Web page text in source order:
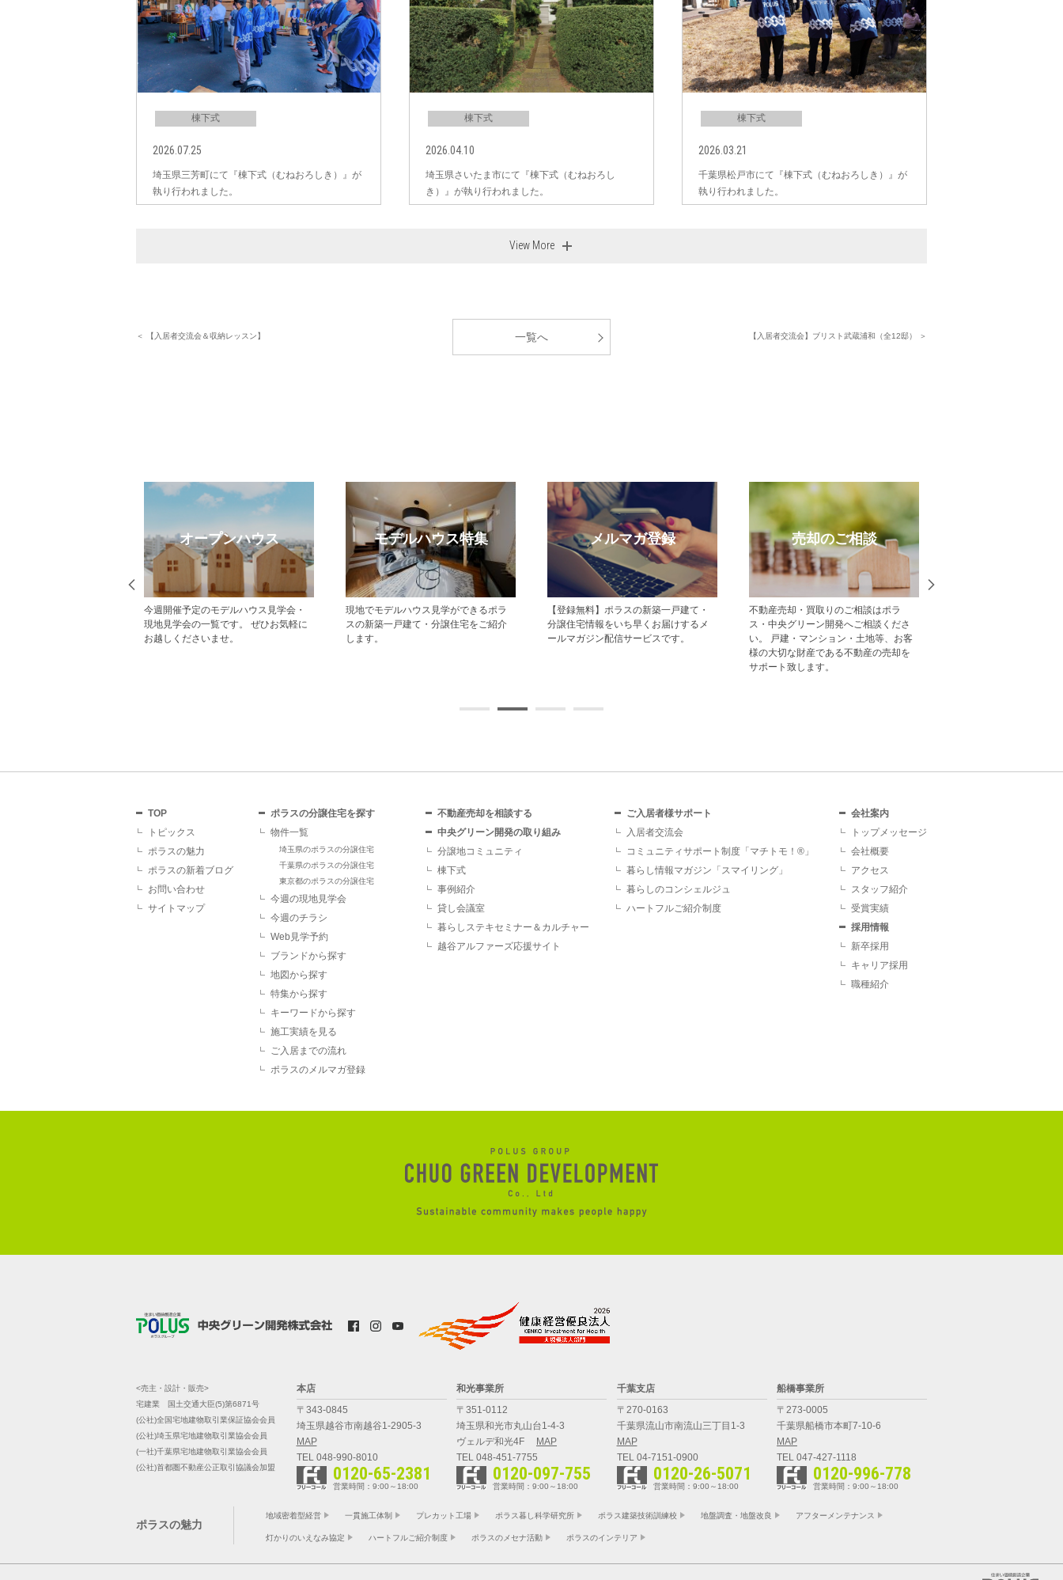
棟下式
2026.07.25
埼玉県三芳町にて『棟下式（むねおろしき）』が
執り行われました。
棟下式
2026.04.10
埼玉県さいたま市にて『棟下式（むねおろし
き）』が執り行われました。
棟下式
2026.03.21
千葉県松戸市にて『棟下式（むねおろしき）』が
執り行われました。
View More
＜ 【入居者交流会＆収納レッスン】 【入居者交流会】ブリスト武蔵浦和（全12邸） ＞
一覧へ
オープンハウス
今週開催予定のモデルハウス見学会・
現地見学会の一覧です。 ぜひお気軽に
お越しくださいませ。
モデルハウス特集
現地でモデルハウス見学ができるポラ
スの新築一戸建て・分譲住宅をご紹介
します。
メルマガ登録
【登録無料】ポラスの新築一戸建て・
分譲住宅情報をいち早くお届けするメ
ールマガジン配信サービスです。
売却のご相談
不動産売却・買取りのご相談はポラ
ス・中央グリーン開発へご相談くださ
い。 戸建・マンション・土地等、お客
様の大切な財産である不動産の売却を
サポート致します。
TOP
トピックス
ポラスの魅力
ポラスの新着ブログ
お問い合わせ
サイトマップ
ポラスの分譲住宅を探す
物件一覧
埼玉県のポラスの分譲住宅
千葉県のポラスの分譲住宅
東京都のポラスの分譲住宅
今週の現地見学会
今週のチラシ
Web見学予約
ブランドから探す
地図から探す
特集から探す
キーワードから探す
施工実績を見る
ご入居までの流れ
ポラスのメルマガ登録
不動産売却を相談する
中央グリーン開発の取り組み
分譲地コミュニティ
棟下式
事例紹介
貸し会議室
暮らしステキセミナー＆カルチャー
越谷アルファーズ応援サイト
ご入居者様サポート
入居者交流会
コミュニティサポート制度「マチトモ！®」
暮らし情報マガジン「スマイリング」
暮らしのコンシェルジュ
ハートフルご紹介制度
会社案内
トップメッセージ
会社概要
アクセス
スタッフ紹介
受賞実績
採用情報
新卒採用
キャリア採用
職種紹介
<売主・設計・販売>
宅建業 国土交通大臣(5)第6871号
(公社)全国宅地建物取引業保証協会会員
(公社)埼玉県宅地建物取引業協会会員
(一社)千葉県宅地建物取引業協会会員
(公社)首都圏不動産公正取引協議会加盟
本店
〒343-0845
埼玉県越谷市南越谷1-2905-3
MAP
TEL 048-990-8010
0120-65-2381
営業時間：9:00～18:00
和光事業所
〒351-0112
埼玉県和光市丸山台1-4-3
ヴェルデ和光4F
MAP
TEL 048-451-7755
0120-097-755
営業時間：9:00～18:00
千葉支店
〒270-0163
千葉県流山市南流山三丁目1-3
MAP
TEL 04-7151-0900
0120-26-5071
営業時間：9:00～18:00
船橋事業所
〒273-0005
千葉県船橋市本町7-10-6
MAP
TEL 047-427-1118
0120-996-778
営業時間：9:00～18:00
ポラスの魅力
地域密着型経営 一貫施工体制 プレカット工場 ポラス暮し科学研究所 ポラス建築技術訓練校 地盤調査・地盤改良 アフターメンテナンス
灯かりのいえなみ協定 ハートフルご紹介制度 ポラスのメセナ活動 ポラスのインテリア